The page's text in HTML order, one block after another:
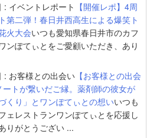
: イベントレポート 【開催レポ】4周
第二弾！春日井西高生による爆笑ト
火大会いつも愛知県春日井市のカフ
ンぽてぃとをご愛顧いただき、あり
: お客様との出会い 【お客様との出会
ートが繋いだご縁。薬剤師の彼女が
くり」とワンぽてぃとの想いいつも
ェレストランワンぽてぃとを応援し
りがとうござい ...